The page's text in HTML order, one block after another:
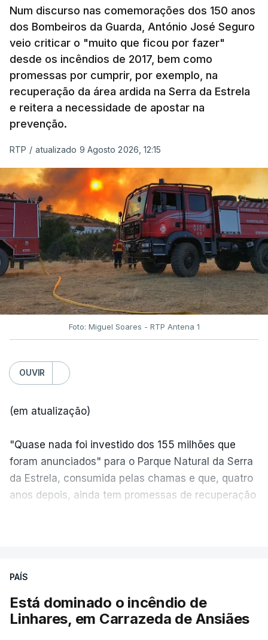
Num discurso nas comemorações dos 150 anos
dos Bombeiros da Guarda, António José Seguro
veio criticar o "muito que ficou por fazer"
desde os incêndios de 2017, bem como
promessas por cumprir, por exemplo, na
recuperação da área ardida na Serra da Estrela
e reitera a necessidade de apostar na
prevenção.
RTP / atualizado 9 Agosto 2026, 12:15
Foto: Miguel Soares - RTP Antena 1
OUVIR
(em atualização)
"Quase nada foi investido dos 155 milhões que
foram anunciados" para o Parque Natural da Serra
da Estrela, consumida pelas chamas e que, quatro
anos depois, ainda tem promessas de recuperação
ESTE CONTEÚDO ESTÁ NESTE
PAÍS
Está dominado o incêndio de
Linhares, em Carrazeda de Ansiães